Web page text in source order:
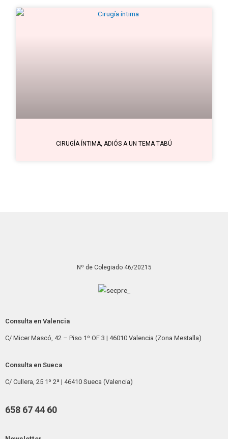
CIRUGÍA ÍNTIMA, ADIÓS A UN TEMA TABÚ
Nº de Colegiado 46/20215
Consulta en Valencia
C/ Micer Mascó, 42 – Piso 1º OF 3 | 46010 Valencia (Zona Mestalla)
Consulta en Sueca
C/ Cullera, 25 1º 2ª | 46410 Sueca (Valencia)
658 67 44 60